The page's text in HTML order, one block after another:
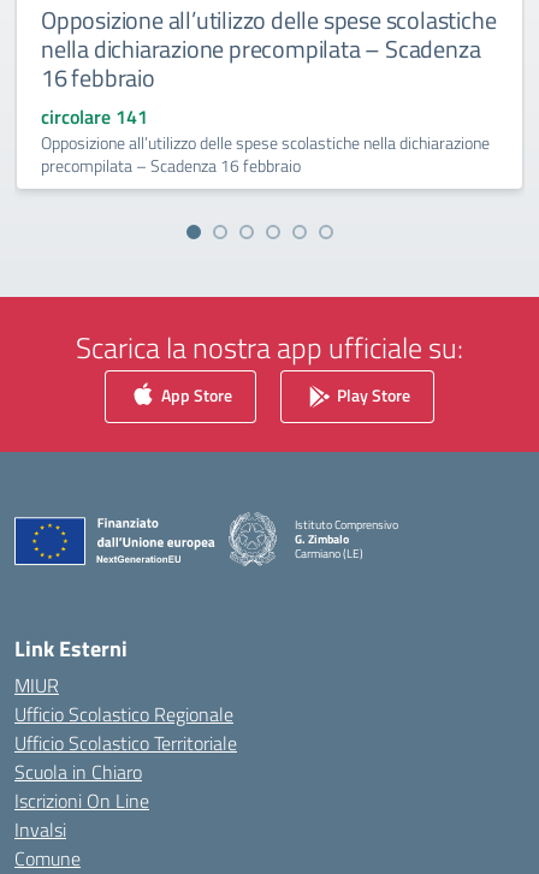
Opposizione all’utilizzo delle spese scolastiche
nella dichiarazione precompilata – Scadenza
16 febbraio
circolare 141
Opposizione all’utilizzo delle spese scolastiche nella dichiarazione
precompilata – Scadenza 16 febbraio
Scarica la nostra app ufficiale su:
App Store Play Store
Istituto Comprensivo
G. Zimbalo
Carmiano (LE)
Link Esterni
MIUR
Ufficio Scolastico Regionale
Ufficio Scolastico Territoriale
Scuola in Chiaro
Iscrizioni On Line
Invalsi
Comune